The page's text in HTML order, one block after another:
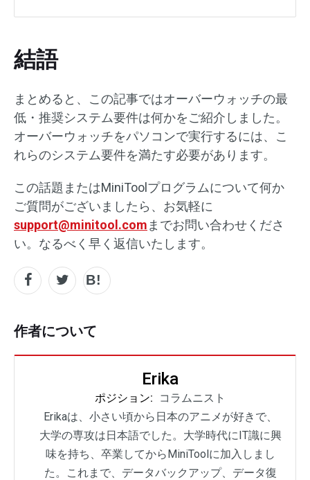
結語
まとめると、この記事ではオーバーウォッチの最
低・推奨システム要件は何かをご紹介しました。
オーバーウォッチをパソコンで実行するには、こ
れらのシステム要件を満たす必要があります。
この話題またはMiniToolプログラムについて何か
ご質問がございましたら、お気軽に
support@minitool.com までお問い合わせくださ
い。なるべく早く返信いたします。
作者について
Erika
ポジション:
コラムニスト
Erikaは、小さい頃から日本のアニメが好きで、
大学の専攻は日本語でした。大学時代にIT識に興
味を持ち、卒業してからMiniToolに加入しまし
た。これまで、データバックアップ、データ復